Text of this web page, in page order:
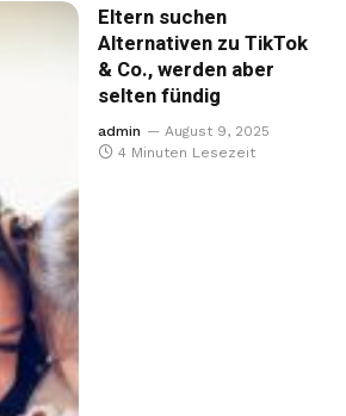
Eltern suchen
Alternativen zu TikTok
& Co., werden aber
selten fündig
admin
August 9, 2025
4 Minuten Lesezeit